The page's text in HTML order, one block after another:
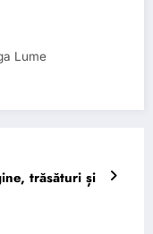
Lume
trăsături și